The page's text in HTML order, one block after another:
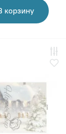
корзину